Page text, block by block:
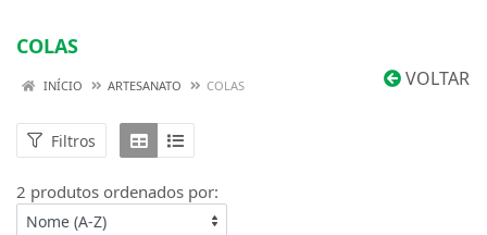
COLAS
VOLTAR
INÍCIO ARTESANATO COLAS
Filtros
2 produtos ordenados por: